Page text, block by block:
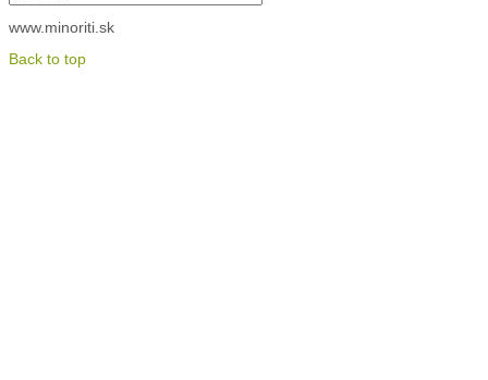
www.minoriti.sk
Back to top